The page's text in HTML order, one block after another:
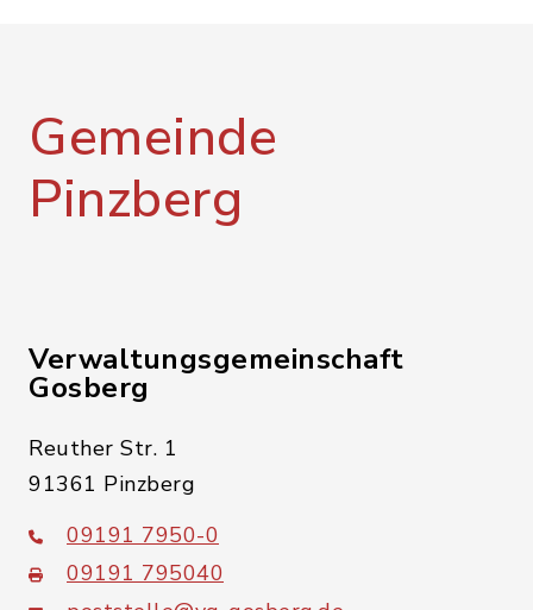
Gemeinde
Pinzberg
Verwaltungsgemeinschaft
Gosberg
Reuther Str. 1
91361 Pinzberg
09191 7950-0
09191 795040